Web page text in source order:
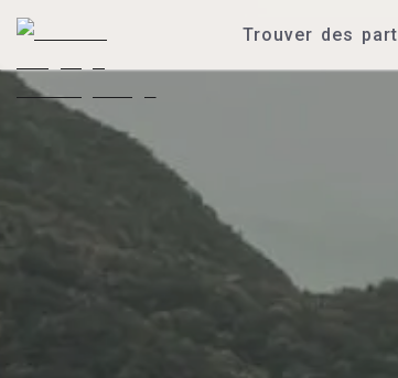
Trouver des